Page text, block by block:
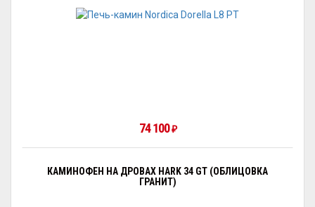
74 100 ₽
КАМИНОФЕН НА ДРОВАХ HARK 34 GT (ОБЛИЦОВКА
ГРАНИТ)